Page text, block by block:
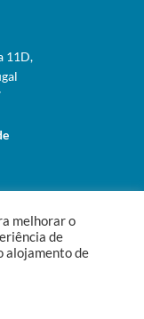
11D,
melhorar o
de
alojamento de